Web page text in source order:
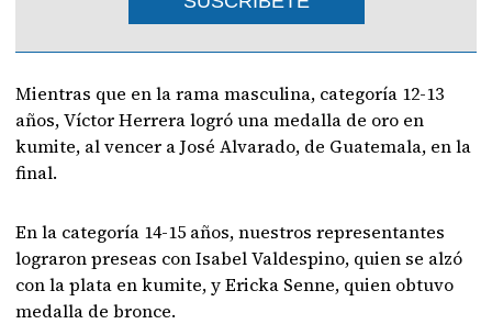
Mientras que en la rama masculina, categoría 12-13
años, Víctor Herrera logró una medalla de oro en
kumite, al vencer a José Alvarado, de Guatemala, en la
final.
En la categoría 14-15 años, nuestros representantes
lograron preseas con Isabel Valdespino, quien se alzó
con la plata en kumite, y Ericka Senne, quien obtuvo
medalla de bronce.